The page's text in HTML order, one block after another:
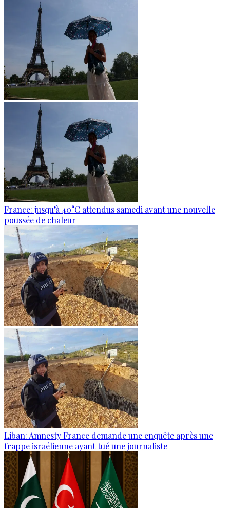
France: jusqu’à 40°C attendus samedi avant une nouvelle
poussée de chaleur
Liban: Amnesty France demande une enquête après une
frappe israélienne ayant tué une journaliste